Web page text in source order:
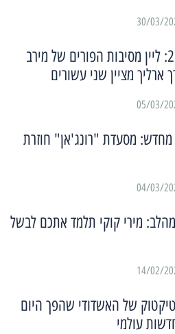
חוגגת 20: ליין מסיבות הפורים של מירב
ארליך מציין שני עשורים
מסעדת "רונג'אן" חוזרת
מירי קוקי תלמד אתכם לבשל
של האשדודי שהפך היום
עולמי